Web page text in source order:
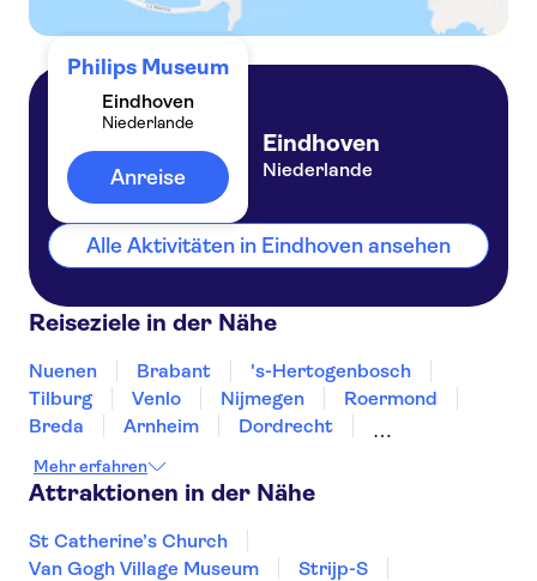
Philips Museum
Eindhoven
Niederlande
Anreise
Eindhoven
Niederlande
Alle Aktivitäten in Eindhoven ansehen
Reiseziele in der Nähe
Nuenen Brabant
's-Hertogenbosch
Tilburg
Venlo Nijmegen
Roermond
Breda
Arnheim
Dordrecht
Amersfoort
Mehr erfahren
Attraktionen in der Nähe
St Catherine’s Church
Van Gogh Village Museum
Strijp-S